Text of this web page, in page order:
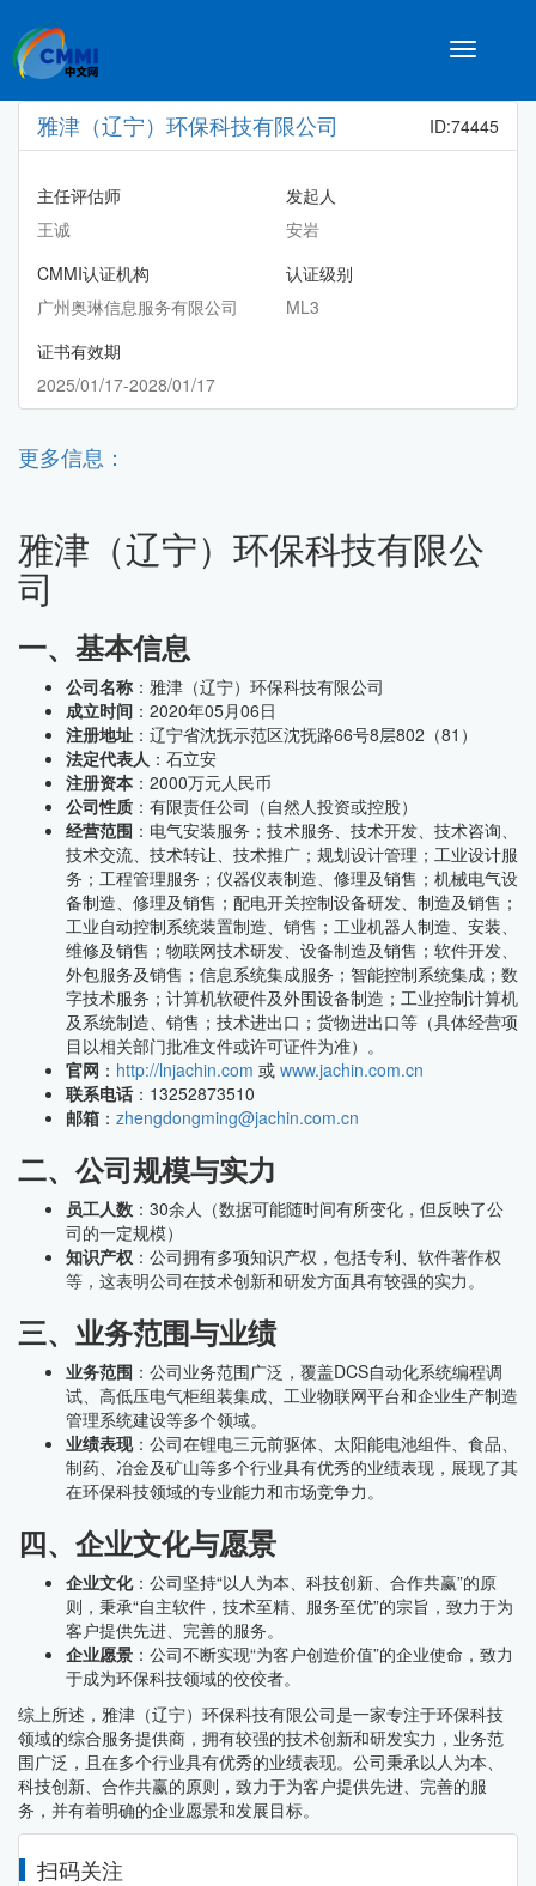
Toggle
雅津（辽宁）环保科技有限公司 ID:74445
主任评估师
王诚
发起人
安岩
CMMI认证机构
广州奥琳信息服务有限公司
认证级别
ML3
证书有效期
2025/01/17-2028/01/17
更多信息：
雅津（辽宁）环保科技有限公
司
一、基本信息
公司名称 ：雅津（辽宁）环保科技有限公司
成立时间 ：2020年05月06日
注册地址 ：辽宁省沈抚示范区沈抚路66号8层802（81）
法定代表人 ：石立安
注册资本 ：2000万元人民币
公司性质 ：有限责任公司（自然人投资或控股）
经营范围 ：电气安装服务；技术服务、技术开发、技术咨询、
技术交流、技术转让、技术推广；规划设计管理；工业设计服
务；工程管理服务；仪器仪表制造、修理及销售；机械电气设
备制造、修理及销售；配电开关控制设备研发、制造及销售；
工业自动控制系统装置制造、销售；工业机器人制造、安装、
维修及销售；物联网技术研发、设备制造及销售；软件开发、
外包服务及销售；信息系统集成服务；智能控制系统集成；数
字技术服务；计算机软硬件及外围设备制造；工业控制计算机
及系统制造、销售；技术进出口；货物进出口等（具体经营项
目以相关部门批准文件或许可证件为准）。
官网 ： http://lnjachin.com 或 www.jachin.com.cn
联系电话 ：13252873510
邮箱 ： zhengdongming@jachin.com.cn
二、公司规模与实力
员工人数 ：30余人（数据可能随时间有所变化，但反映了公
司的一定规模）
知识产权 ：公司拥有多项知识产权，包括专利、软件著作权
等，这表明公司在技术创新和研发方面具有较强的实力。
三、业务范围与业绩
业务范围 ：公司业务范围广泛，覆盖DCS自动化系统编程调
试、高低压电气柜组装集成、工业物联网平台和企业生产制造
管理系统建设等多个领域。
业绩表现：公司在锂电三元前驱体、太阳能电池组件、食品、
制药、冶金及矿山等多个行业具有优秀的业绩表现，展现了其
在环保科技领域的专业能力和市场竞争力。
四、企业文化与愿景
企业文化：公司坚持“以人为本、科技创新、合作共赢”的原
则，秉承“自主软件，技术至精、服务至优”的宗旨，致力于为
客户提供先进、完善的服务。
企业愿景 ：公司不断实现“为客户创造价值”的企业使命，致力
于成为环保科技领域的佼佼者。
综上所述，雅津（辽宁）环保科技有限公司是一家专注于环保科技
领域的综合服务提供商，拥有较强的技术创新和研发实力，业务范
围广泛，且在多个行业具有优秀的业绩表现。公司秉承以人为本、
科技创新、合作共赢的原则，致力于为客户提供先进、完善的服
务，并有着明确的企业愿景和发展目标。
扫码关注